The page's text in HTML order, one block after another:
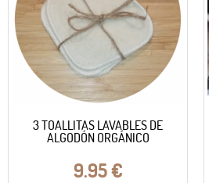
3 TOALLITAS LAVABLES DE
ALGODÓN ORGÁNICO
9.95€